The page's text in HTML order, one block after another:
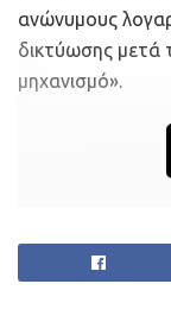
ότι
ύψους 750
ανώνυμους
δικτύωσης μετά
μηχανισμό».